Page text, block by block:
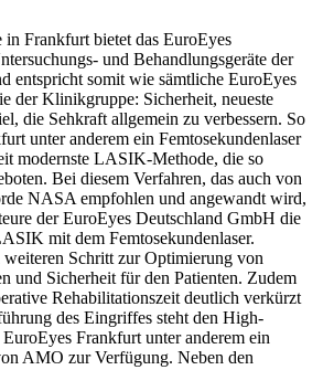
in Frankfurt bietet das EuroEyes
und Behandlungsgeräte der
entspricht somit wie sämtliche EuroEyes
der Klinikgruppe: Sicherheit, neueste
die Sehkraft allgemein zu verbessern. So
unter anderem ein Femtosekundenlaser
modernste LASIK-Methode, die so
Bei diesem Verfahren, das auch von
NASA empfohlen und angewandt wird,
der EuroEyes Deutschland GmbH die
mit dem Femtosekundenlaser.
Schritt zur Optimierung von
und Sicherheit für den Patienten. Zudem
Rehabilitationszeit deutlich verkürzt
des Eingriffes steht den High-
Frankfurt unter anderem ein
AMO zur Verfügung. Neben den